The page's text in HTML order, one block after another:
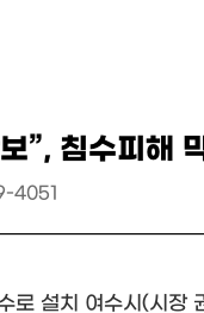
”, 침수피해
4051
설치 여수시(시장